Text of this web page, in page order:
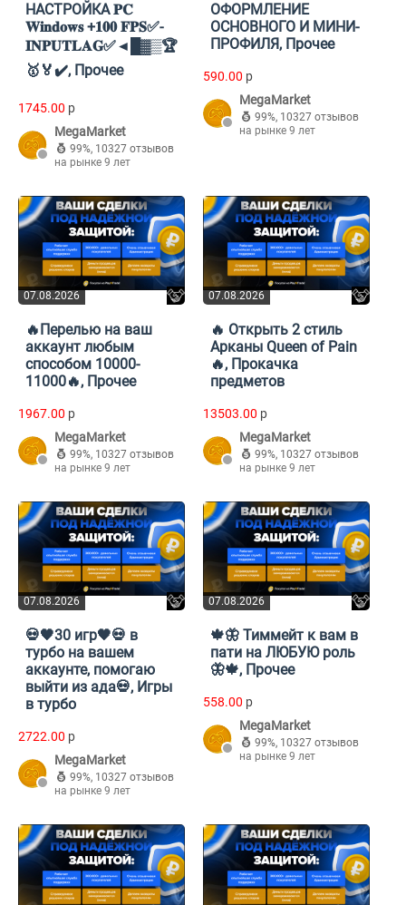
НАСТРОЙКА 𝐏𝐂
𝐖𝐢𝐧𝐝𝐨𝐰𝐬 +𝟏𝟎𝟎 𝐅𝐏𝐒✅-
𝐈𝐍𝐏𝐔𝐓𝐋𝐀𝐆✅◄█▓▒🏆
🥇🏅✔️, Прочее
1745.00 p
MegaMarket
99%, 10327 отзывов
на рынке 9 лет
ОФОРМЛЕНИЕ
ОСНОВНОГО И МИНИ-
ПРОФИЛЯ, Прочее
590.00 p
MegaMarket
99%, 10327 отзывов
на рынке 9 лет
07.08.2026
🔥Перелью на ваш
аккаунт любым
способом 10000-
11000🔥, Прочее
1967.00 p
MegaMarket
99%, 10327 отзывов
на рынке 9 лет
07.08.2026
🔥 Открыть 2 стиль
Арканы Queen of Pain
🔥, Прокачка
предметов
13503.00 p
MegaMarket
99%, 10327 отзывов
на рынке 9 лет
07.08.2026
💀🖤30 игр🖤💀 в
турбо на вашем
аккаунте, помогаю
выйти из ада💀, Игры
в турбо
2722.00 p
MegaMarket
99%, 10327 отзывов
на рынке 9 лет
07.08.2026
🍁🦋 Тиммейт к вам в
пати на ЛЮБУЮ роль
🦋🍁, Прочее
558.00 p
MegaMarket
99%, 10327 отзывов
на рынке 9 лет